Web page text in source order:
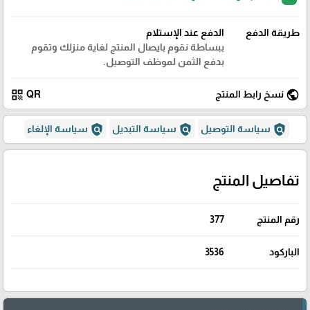
طريقة الدفع
الدفع عند الإستلام
ببساطة نقوم بايصال المنتج لغاية منزلك وتقوم
بدفع الثمن لموظف التوصيل.
public نسخ رابط المنتج QR
qr_code
policy سياسة التوصيل policy سياسة التبديل policy سياسة الإلغاء
تفاصيل المنتج
رقم المنتج 377
الباركود 3536